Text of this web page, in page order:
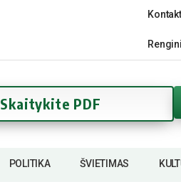
Skaitykite PDF
POLITIKA ŠVIETIMAS